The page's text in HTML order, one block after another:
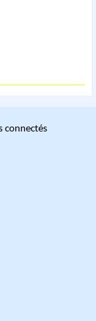
connectés